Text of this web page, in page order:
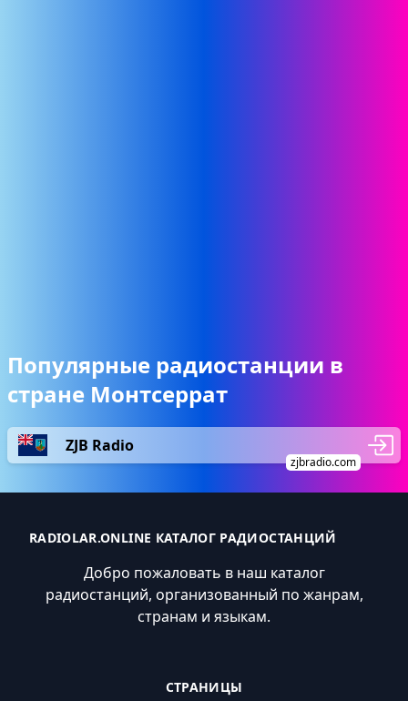
Популярные радиостанции в
стране Монтсеррат
ZJB Radio
zjbradio.com
RADIOLAR.ONLINE КАТАЛОГ РАДИОСТАНЦИЙ
Добро пожаловать в наш каталог
радиостанций, организованный по жанрам,
странам и языкам.
СТРАНИЦЫ